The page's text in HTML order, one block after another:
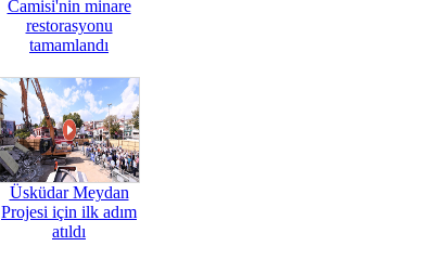
Camisi'nin minare
restorasyonu
tamamlandı
Üsküdar Meydan
Projesi için ilk adım
atıldı